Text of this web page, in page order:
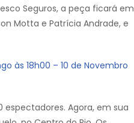
Seguros, a peça ficará em
Motta e Patrícia Andrade, e
às 18h00 – 10 de Novembro
espectadores. Agora, em sua